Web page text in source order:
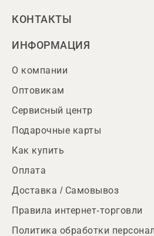
КОНТАКТЫ
ИНФОРМАЦИЯ
О компании
Оптовикам
Сервисный центр
Подарочные карты
Как купить
Оплата
Доставка / Самовывоз
Правила интернет-торговли
Политика обработки